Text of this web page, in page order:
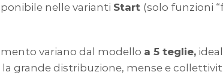
nelle varianti Start (solo funzioni
variano dal modello a 5 teglie,
la grande distribuzione, mense e